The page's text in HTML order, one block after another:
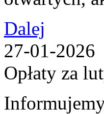
Dalej
27-01-2026
Opłaty za